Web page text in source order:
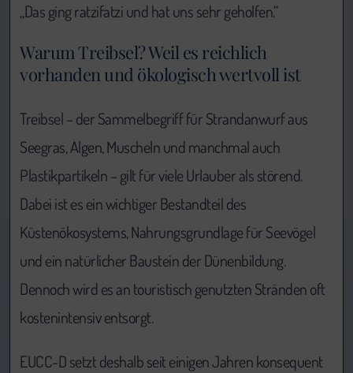
„Das ging ratzifatzi und hat uns sehr geholfen.“
Warum Treibsel? Weil es reichlich
vorhanden und ökologisch wertvoll ist
Treibsel – der Sammelbegriff für Strandanwurf aus
Seegras, Algen, Muscheln und manchmal auch
Plastikpartikeln – gilt für viele Urlauber als störend.
Dabei ist es ein wichtiger Bestandteil des
Küstenökosystems, Nahrungsgrundlage für Seevögel
und ein natürlicher Baustein der Dünenbildung.
Dennoch wird es an touristisch genutzten Stränden oft
kostenintensiv entsorgt.
EUCC-D setzt deshalb seit einigen Jahren konsequent